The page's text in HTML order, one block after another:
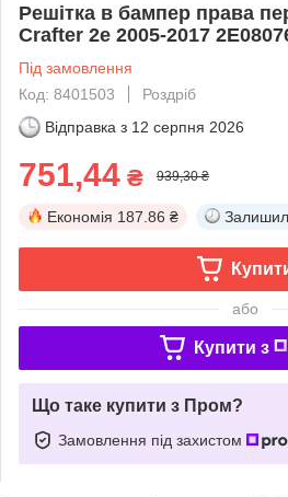
Решітка в бампер права
Crafter 2e 2005-2017
Під замовлення
Код: 8401503
Роздріб
Відправка з 12 серпня 2026
751,44 ₴ 939,30 ₴
Економія 187.86 ₴
або
Купити з
Що таке купити з Пром?
Замовлення під захистом